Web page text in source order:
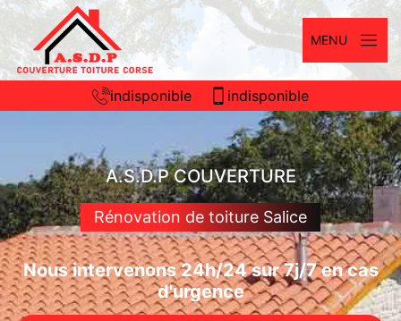
MENU
indisponible indisponible
A.S.D.P COUVERTURE
Rénovation de toiture Salice
Nous intervenons 24h/24 sur 7j/7 en cas
d'urgence